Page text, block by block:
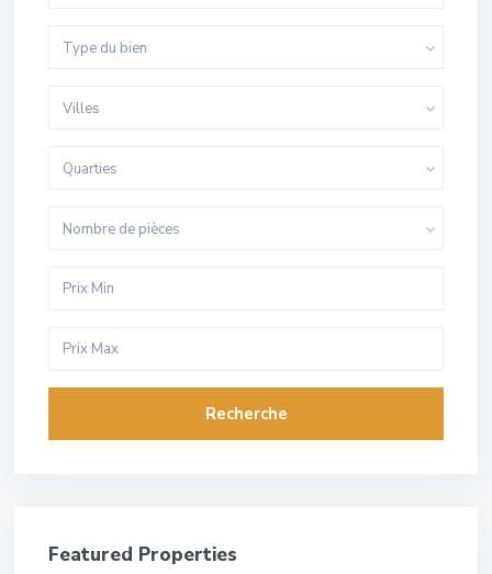
Type du bien
Villes
Quarties
Nombre de pièces
Recherche
Featured Properties